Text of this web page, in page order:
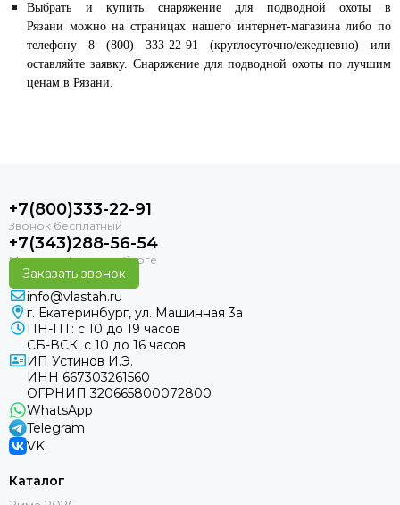
Выбрать и купить снаряжение для подводной охоты в
Рязани можно на страницах нашего интернет-магазина либо по
телефону 8 (800) 333-22-91 (круглосуточно/ежедневно) или
оставляйте заявку. Снаряжение для подводной охоты по лучшим
ценам в Рязани.
+7(800)333-22-91
+7(343)288-56-54
Заказать звонок
info@vlastah.ru
г. Екатеринбург, ул. Машинная 3а
ПН-ПТ: с 10 до 19 часов
СБ-ВСК: с 10 до 16 часов
ИП Устинов И.Э.
ИНН 667303261560
ОГРНИП 320665800072800
WhatsApp
Telegram
VK
Каталог